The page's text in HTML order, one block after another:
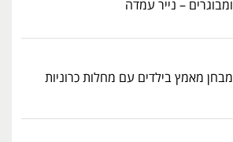
ומבוגרים – נייר עמדה
מבחן מאמץ בילדים עם מחלות כרוניות